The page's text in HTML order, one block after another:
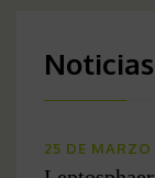
25 DE